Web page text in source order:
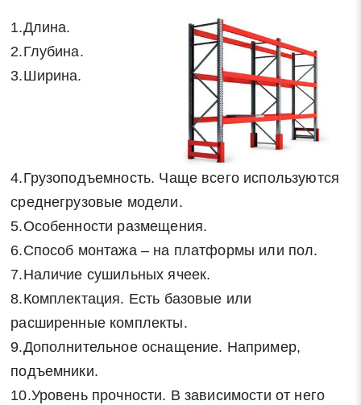
1.Длина.
2.Глубина.
3.Ширина.
4.Грузоподъемность. Чаще всего используются
среднегрузовые модели.
5.Особенности размещения.
6.Способ монтажа – на платформы или пол.
7.Наличие сушильных ячеек.
8.Комплектация. Есть базовые или
расширенные комплекты.
9.Дополнительное оснащение. Например,
подъемники.
10.Уровень прочности. В зависимости от него
Отправить заявку
Нажимая на кнопку «Отправить заявку» Вы даете согласие
на обработку своих персональных данных в соответствии со
статьей 9 Федерального закона от 27 июля 2006 г. N 152-ФЗ
«О персональных данных», а также соглашаетесь на
информационную рассылку по средством e-mail или СМС